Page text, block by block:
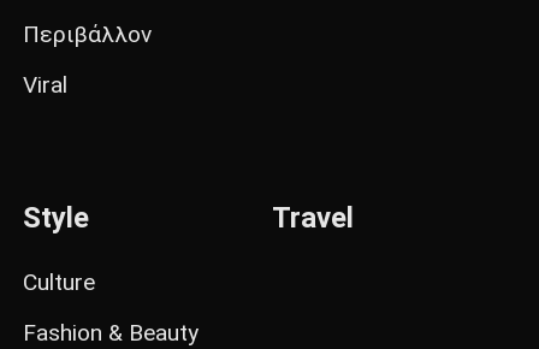
Περιβάλλον
Viral
Style
Culture
Fashion & Beauty
Travel